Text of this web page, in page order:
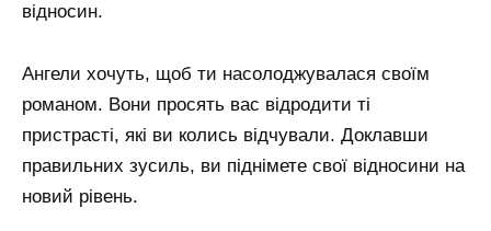
відносин.
Ангели хочуть, щоб ти насолоджувалася своїм
романом. Вони просять вас відродити ті
пристрасті, які ви колись відчували. Доклавши
правильних зусиль, ви піднімете свої відносини на
новий рівень.